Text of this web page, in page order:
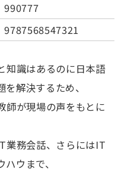
990777
9787568547321
知識はあるのに日本語
解決するため、
師が現場の声をもとに
業務会話、さらにはIT
ウまで、